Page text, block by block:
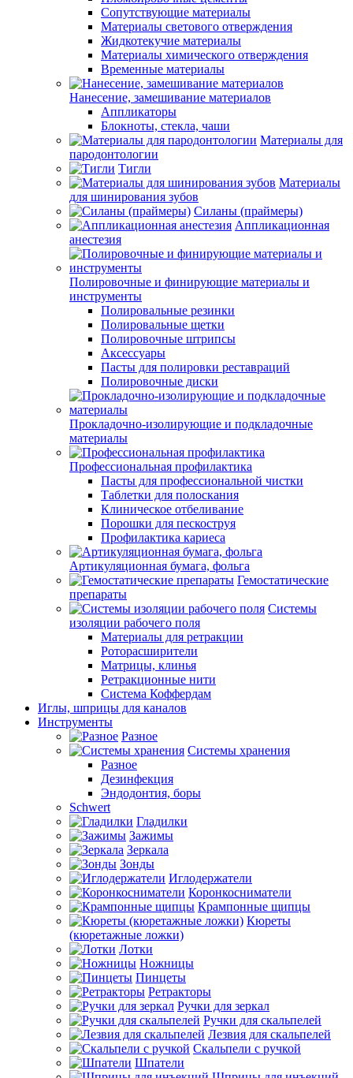
Сопутствующие материалы
Материалы светового отверждения
Жидкотекучие материалы
Материалы химического отверждения
Временные материалы
Нанесение, замешивание материалов
Аппликаторы
Блокноты, стекла, чаши
Материалы для
пародонтологии
Тигли
Материалы
для шинирования зубов
Силаны (праймеры)
Аппликационная
анестезия
Полировочные и финирующие материалы и
инструменты
Полировальные резинки
Полировальные щетки
Полировочные штрипсы
Аксессуары
Пасты для полировки реставраций
Полировочные диски
Прокладочно-изолирующие и подкладочные
материалы
Профессиональная профилактика
Пасты для профессиональной чистки
Таблетки для полоскания
Клиническое отбеливание
Порошки для пескоструя
Профилактика кариеса
Артикуляционная бумага, фольга
Гемостатические
препараты
Системы
изоляции рабочего поля
Материалы для ретракции
Роторасширители
Матрицы, клинья
Ретракционные нити
Система Коффердам
Иглы, шприцы для каналов
Инструменты
Разное
Системы хранения
Разное
Дезинфекция
Эндодонтия, боры
Schwert
Гладилки
Зажимы
Зеркала
Зонды
Иглодержатели
Коронкосниматели
Крампонные щипцы
Кюреты
(кюретажные ложки)
Лотки
Ножницы
Пинцеты
Ретракторы
Ручки для зеркал
Ручки для скальпелей
Лезвия для скальпелей
Скальпели с ручкой
Шпатели